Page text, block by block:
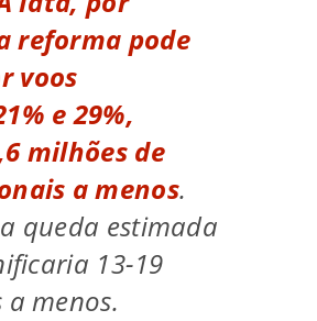
reforma pode
voos
e 29%,
milhões de
a menos.
queda estimada
13-19
menos.